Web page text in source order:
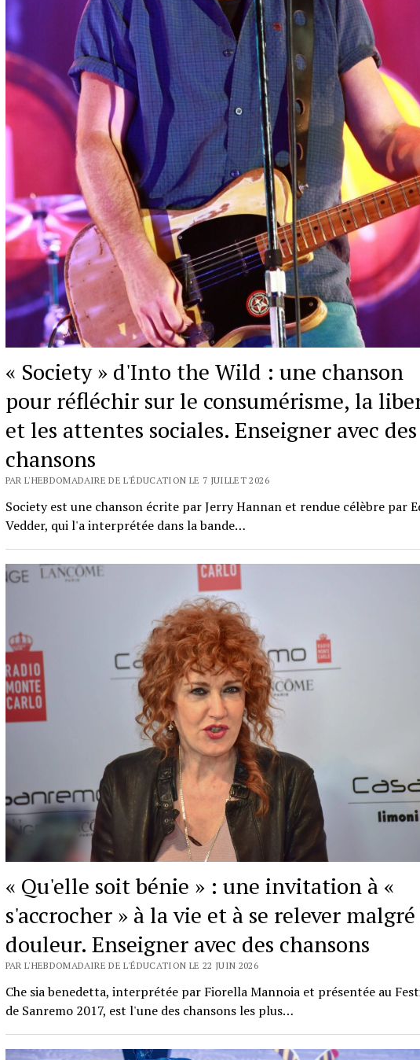
« Society » d'Into the Wild : une chanson
pour réfléchir sur le consumérisme, la
et les attentes sociales. Enseigner avec des
chansons
PAR L'HEBDOMADAIRE DE L'ÉDUCATION LE 7 JUILLET 2026
Society est une chanson écrite par Jerry Hannan et rendue célèbre par
Vedder, qui l'a interprétée dans la bande…
« Qu'elle soit bénie » : une invitation à «
s'accrocher » à la vie et à se relever
douleur. Enseigner avec des chansons
PAR L'HEBDOMADAIRE DE L'ÉDUCATION LE 22 JUIN 2026
Che sia benedetta, interprétée par Fiorella Mannoia et présentée au
de Sanremo 2017, est l'une des chansons les plus…